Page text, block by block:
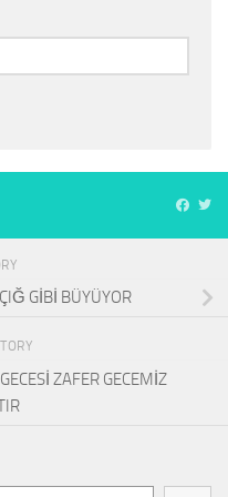
GİBİ BÜYÜYOR
ZAFER GECEMİZ